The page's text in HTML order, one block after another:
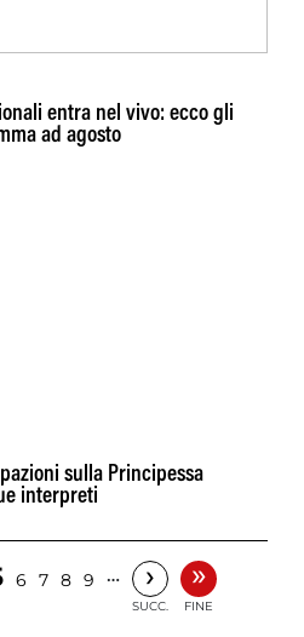
entra nel vivo: ecco gli
ad agosto
sulla Principessa
interpreti
6 7 8 9 … ›
SUCC.
»
FINE